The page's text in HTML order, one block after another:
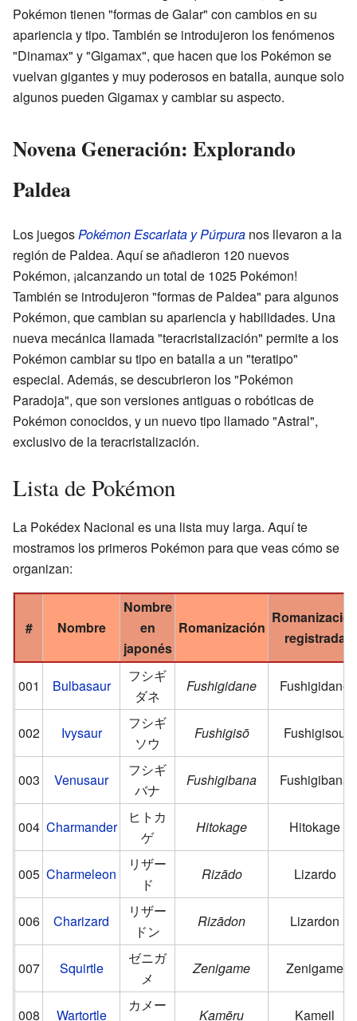
Pokémon tienen "formas de Galar" con cambios en su
apariencia y tipo. También se introdujeron los fenómenos
"Dinamax" y "Gigamax", que hacen que los Pokémon se
vuelvan gigantes y muy poderosos en batalla, aunque solo
algunos pueden Gigamax y cambiar su aspecto.
Novena Generación: Explorando
Paldea
Los juegosPokémon Escarlata y Púrpura nos llevaron a la
región de Paldea. Aquí se añadieron 120 nuevos
Pokémon, ¡alcanzando un total de 1025 Pokémon!
También se introdujeron "formas de Paldea" para algunos
Pokémon, que cambian su apariencia y habilidades. Una
nueva mecánica llamada "teracristalización" permite a los
Pokémon cambiar su tipo en batalla a un "teratipo"
especial. Además, se descubrieron los "Pokémon
Paradoja", que son versiones antiguas o robóticas de
Pokémon conocidos, y un nuevo tipo llamado "Astral",
exclusivo de la teracristalización.
Lista de Pokémon
La Pokédex Nacional es una lista muy larga. Aquí te
mostramos los primeros Pokémon para que veas cómo se
organizan:
# Nombre
Nombre
en
japonés
Romanización
registrada
001 Bulbasaur
フシギ
ダネ
Fushigidane Fushigidane
002 Ivysaur
フシギ
ソウ
Fushigisō Fushigisou
003 Venusaur
フシギ
バナ
Fushigibana Fushigibana
004 Charmander
ヒトカ
ゲ
Hitokage Hitokage
005 Charmeleon
リザー
ド
Rizādo Lizardo
006 Charizard
リザー
ドン
Rizādon Lizardon
007 Squirtle
ゼニガ
メ
Zenigame Zenigame
008 Wartortle
カメー
Kamēru Kameil